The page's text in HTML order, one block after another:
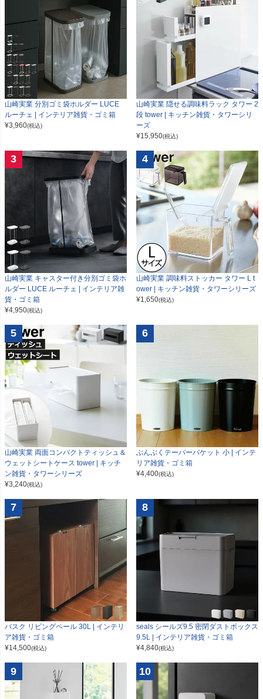
山崎実業 分別ゴミ袋ホルダー LUCE
ルーチェ | インテリア雑貨・ゴミ箱
¥3,960(税込)
山崎実業 隠せる調味料ラック タワー 2
段 tower | キッチン雑貨・タワーシリ
ーズ
¥15,950(税込)
3
山崎実業 キャスター付き分別ゴミ袋ホ
ルダー LUCE ルーチェ | インテリア雑
貨・ゴミ箱
¥4,950(税込)
4
山崎実業 調味料ストッカー タワー L t
ower | キッチン雑貨・タワーシリーズ
¥1,650(税込)
5
山崎実業 両面コンパクトティッシュ＆
ウェットシートケース tower | キッチ
ン雑貨・タワーシリーズ
¥3,240(税込)
6
ぶんぶくテーパーバケット 小 | インテ
リア雑貨・ゴミ箱
¥4,400(税込)
7
バスク リビングペール 30L | インテリ
ア雑貨・ゴミ箱
¥14,500(税込)
8
seals シールズ9.5 密閉ダストボックス
9.5L | インテリア雑貨・ゴミ箱
¥4,840(税込)
9 10